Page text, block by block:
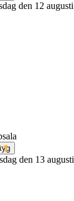
den 12 augusti
den 13 augusti